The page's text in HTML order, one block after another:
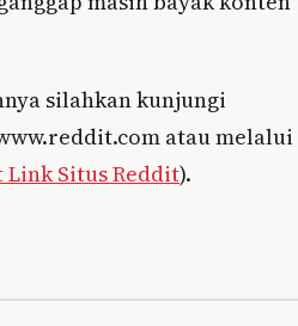
silahkan kunjungi
atau melalui
Situs Reddit).